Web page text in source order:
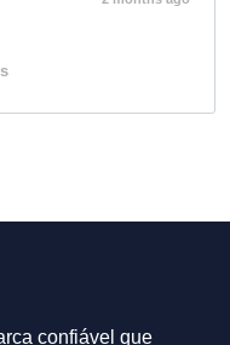
confiável que